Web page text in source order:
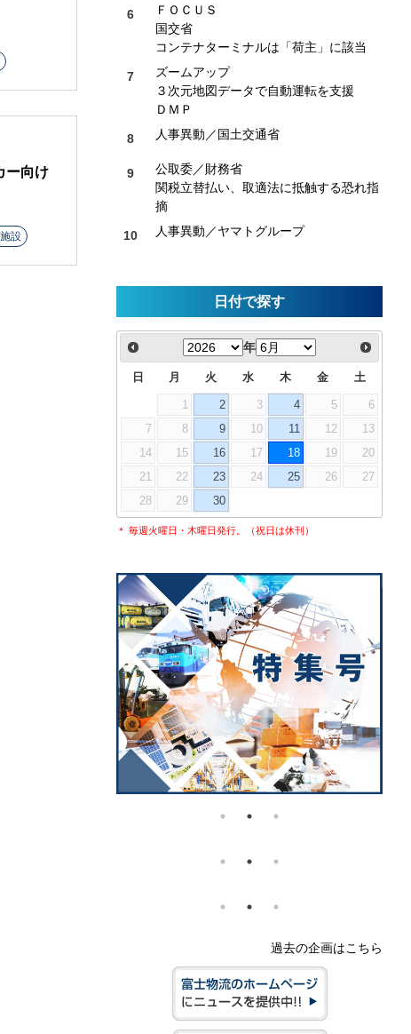
ー向け
設
ＦＯＣＵＳ
国交省
コンテナターミナルは「荷主」に該当
ズームアップ
３次元地図データで自動運転を支援
ＤＭＰ
人事異動／国土交通省
公取委／財務省
関税立替払い、取適法に抵触する恐れ指
摘
人事異動／ヤマトグループ
日付で探す
年
日 月 火 水 木 金 土
1 2 3 4 5
6
7
8 9 10 11 12
13
14
15 16 17 18 19
20
21
22 23 24 25 26
27
28
29 30
＊ 毎週火曜日・木曜日発行。（祝日は休刊）
過去の企画はこちら